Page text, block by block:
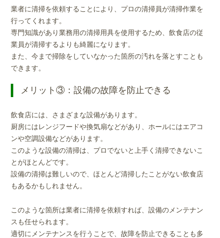
業者に清掃を依頼することにより、プロの清掃員が清掃作業を
行ってくれます。
専門知識があり業務用の清掃用具を使用するため、飲食店の従
業員が清掃するよりも綺麗になります。
また、今まで掃除をしていなかった箇所の汚れを落とすことも
できます。
メリット③：設備の故障を防止できる
飲食店には、さまざまな設備があります。
厨房にはレンジフードや換気扇などがあり、ホールにはエアコ
ンや空調設備などがあります。
このような設備の清掃は、プロでないと上手く清掃できないこ
とがほとんどです。
設備の清掃は難しいので、ほとんど清掃したことがない飲食店
もあるかもしれません。
このような箇所は業者に清掃を依頼すれば、設備のメンテナン
スも任せられます。
適切にメンテナンスを行うことで、故障を防止できることも多